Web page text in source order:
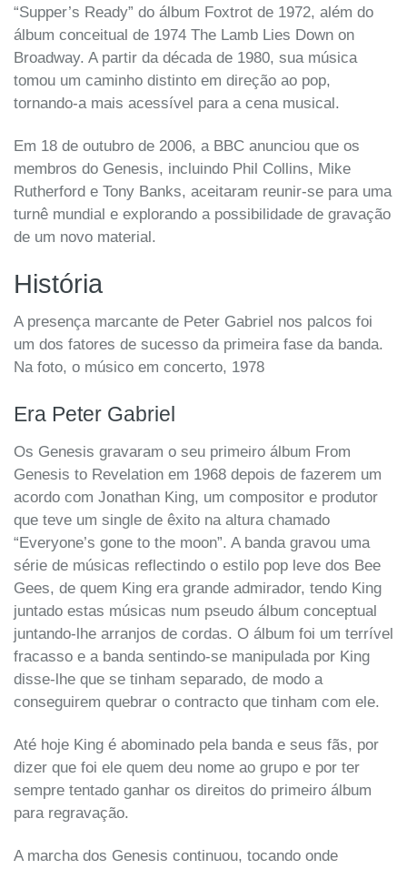
“Supper’s Ready” do álbum Foxtrot de 1972, além do
álbum conceitual de 1974 The Lamb Lies Down on
Broadway. A partir da década de 1980, sua música
tomou um caminho distinto em direção ao pop,
tornando-a mais acessível para a cena musical.
Em 18 de outubro de 2006, a BBC anunciou que os
membros do Genesis, incluindo Phil Collins, Mike
Rutherford e Tony Banks, aceitaram reunir-se para uma
turnê mundial e explorando a possibilidade de gravação
de um novo material.
História
A presença marcante de Peter Gabriel nos palcos foi
um dos fatores de sucesso da primeira fase da banda.
Na foto, o músico em concerto, 1978
Era Peter Gabriel
Os Genesis gravaram o seu primeiro álbum From
Genesis to Revelation em 1968 depois de fazerem um
acordo com Jonathan King, um compositor e produtor
que teve um single de êxito na altura chamado
“Everyone’s gone to the moon”. A banda gravou uma
série de músicas reflectindo o estilo pop leve dos Bee
Gees, de quem King era grande admirador, tendo King
juntado estas músicas num pseudo álbum conceptual
juntando-lhe arranjos de cordas. O álbum foi um terrível
fracasso e a banda sentindo-se manipulada por King
disse-lhe que se tinham separado, de modo a
conseguirem quebrar o contracto que tinham com ele.
Até hoje King é abominado pela banda e seus fãs, por
dizer que foi ele quem deu nome ao grupo e por ter
sempre tentado ganhar os direitos do primeiro álbum
para regravação.
A marcha dos Genesis continuou, tocando onde